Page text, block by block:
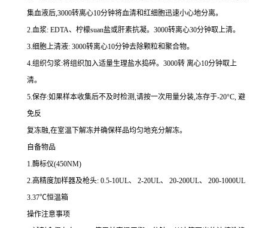
集血液后,3000转离心10分钟将血清和红细胞迅速小心地分离。
2.血浆: EDTA、柠檬suan盐或肝素抗凝。 3000转离心30分钟取上清。
3.细胞上清液: 3000转离心10分钟去除颗粒和聚合物。
4.组织匀浆:将组织加入适量生理盐水捣碎。 3000转 离心10分钟取上
清。
5.保存:如果样本收集后不及时检测,请按一次用量分装,冻存于-20°C, 避
免反
复冻融,在室温下解冻并确保样品均匀地充分解冻。
自备物品
1.酶标仪(450NM)
2.高精度加样器及枪头: 0.5-10UL、 2-20UL、 20-200UL、 200-1000UL
3.37℃恒温箱
操作注意事项